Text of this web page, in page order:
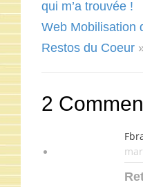
qui m’a trouvée !
Web Mobilisation
Restos du Coeur
2